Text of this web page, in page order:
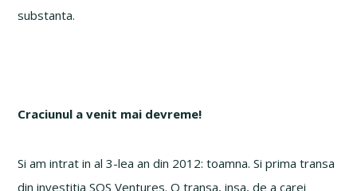
substanta.
Craciunul a venit mai devreme!
Si am intrat in al 3-lea an din 2012: toamna. Si prima transa
din investitia SOS Ventures. O transa, insa, de a carei